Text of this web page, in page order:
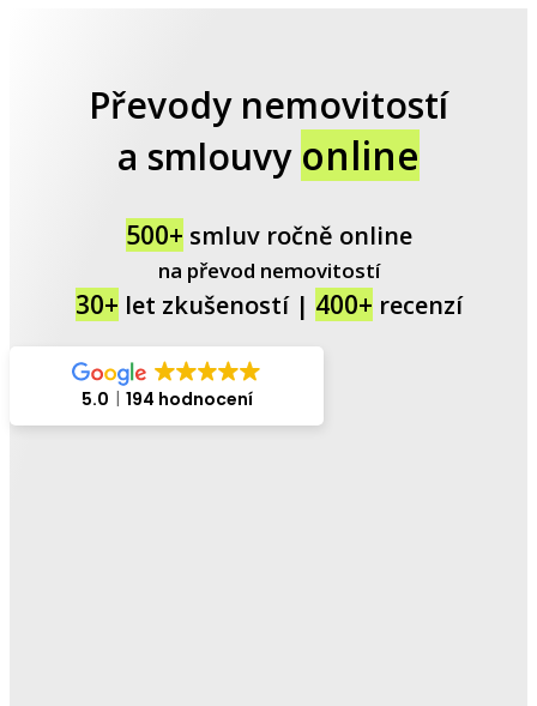
Převody nemovitostí
a smlouvy online
500+ smluv ročně online
na převod nemovitostí
30+ let zkušeností | 400+ recenzí
5.0 194 hodnocení